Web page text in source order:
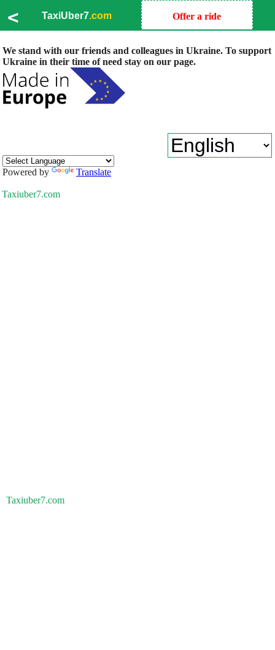
< TaxiUber7.com Offer a ride
We stand with our friends and colleagues in Ukraine. To support
Ukraine in their time of need stay on our page.
Powered by Translate
Taxiuber7.com
Taxiuber7.com